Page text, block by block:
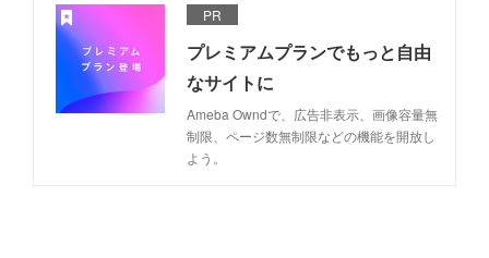
PR
プレミアムプランでもっと自由
なサイトに
Ameba Owndで、広告非表示、画像容量無
制限、ページ数無制限などの機能を開放し
よう。